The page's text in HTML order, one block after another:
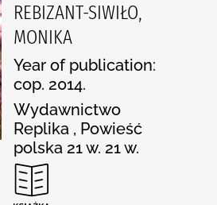
REBIZANT-SIWIŁO,
MONIKA
Year of publication:
cop. 2014.
Wydawnictwo
Replika , Powieść
polska 21 w. 21 w.